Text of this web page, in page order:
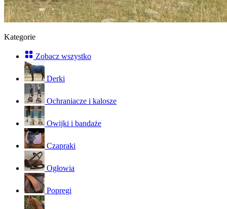
Kategorie
Zobacz wszystko
Derki
Ochraniacze i kalosze
Owijki i bandaże
Czapraki
Ogłowia
Popręgi